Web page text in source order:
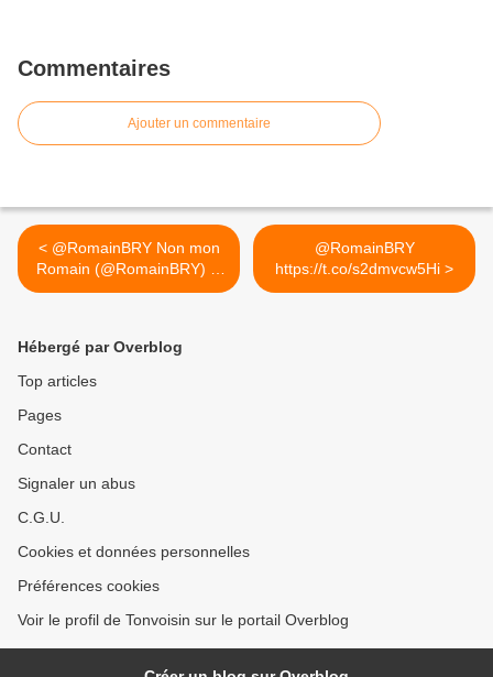
Commentaires
Ajouter un commentaire
< @RomainBRY Non mon
Romain (@RomainBRY) , j
ai...
@RomainBRY
https://t.co/s2dmvcw5Hi >
Hébergé par Overblog
Top articles
Pages
Contact
Signaler un abus
C.G.U.
Cookies et données personnelles
Préférences cookies
Voir le profil de Tonvoisin sur le portail Overblog